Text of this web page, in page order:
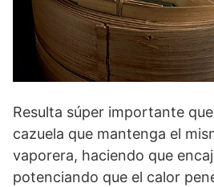
Resulta súper importante
cazuela que mantenga el
vaporera, haciendo que
potenciando que el calor